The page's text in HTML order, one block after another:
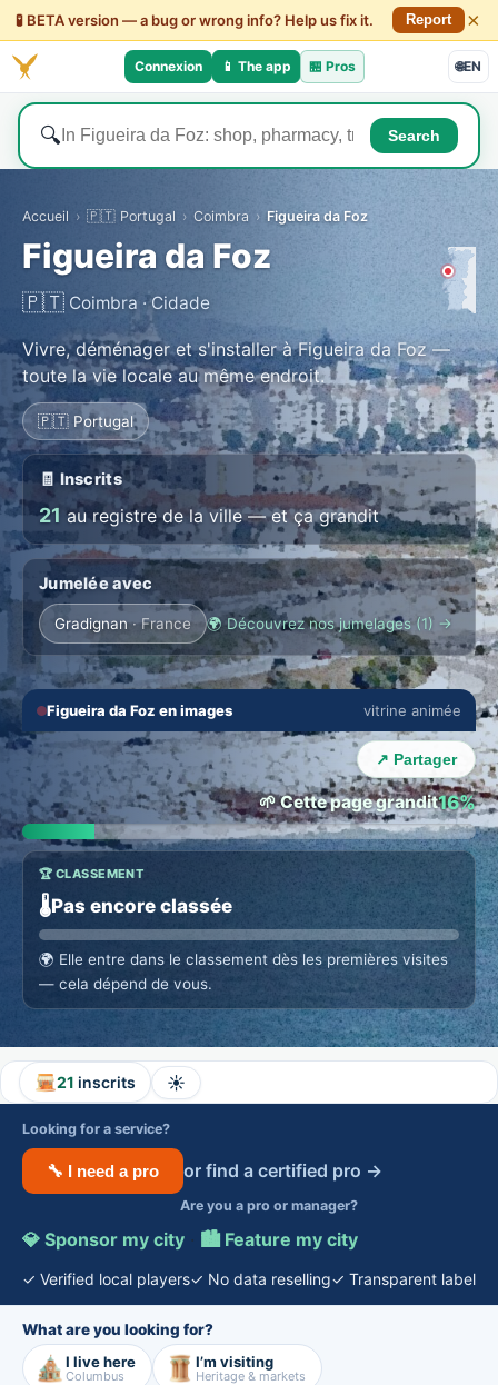
🧪 BETA version — a bug or wrong info? Help us fix it. Report ×
Connexion 📱 The app 🏪 Pros 🌐EN
🔍 Search
Accueil › 🇵🇹 Portugal › Coimbra › Figueira da Foz
Figueira da Foz
🇵🇹 Coimbra · Cidade
Vivre, déménager et s'installer à Figueira da Foz —
toute la vie locale au même endroit.
🇵🇹 Portugal
🧾 Inscrits
21 au registre de la ville — et ça grandit
Jumelée avec
Gradignan· France 🌍 Découvrez nos jumelages (1) →
Figueira da Foz en images vitrine animée
⭐ OUR DIFFERENCE
Behind every page, a human
By choice, not a bot. Real people check and bring your
town to life. →
‹ ›
🔇 ⛶
↗ Partager
🌱 Cette page grandit16%
🏆 CLASSEMENT
🌡️Pas encore classée
🌍 Elle entre dans le classement dès les premières visites
— cela dépend de vous.
21 inscrits ☀️
Looking for a service?
🔧 I need a pro or find a certified pro →
Are you a pro or manager?
💎 Sponsor my city · 🏙️ Feature my city
✓ Verified local players✓ No data reselling✓ Transparent label
What are you looking for?
I live here
Columbus
I’m visiting
Heritage & markets